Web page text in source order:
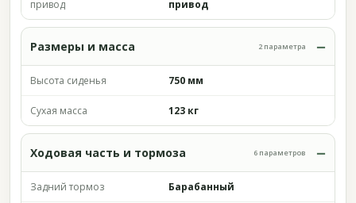
привод
привод
Размеры и масса 2 параметра
Высота сиденья 750 мм
Сухая масса 123 кг
Ходовая часть и тормоза 6 параметров
Задний тормоз Барабанный